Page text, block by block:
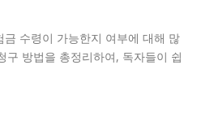
수령이 가능한지 여부에 대해 많
구 방법을 총정리하여, 독자들이 쉽